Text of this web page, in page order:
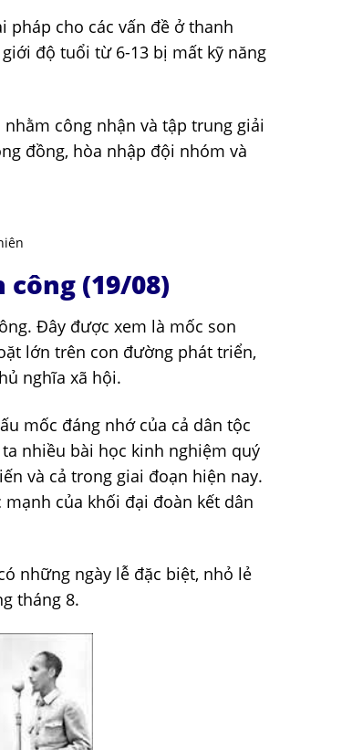
pháp cho các vấn đề ở thanh
độ tuổi từ 6-13 bị mất kỹ năng
công nhận và tập trung giải
đồng, hòa nhập đội nhóm và
(19/08)
Đây được xem là mốc son
lớn trên con đường phát triển,
nghĩa xã hội.
mốc đáng nhớ của cả dân tộc
nhiều bài học kinh nghiệm quý
và cả trong giai đoạn hiện nay.
của khối đại đoàn kết dân
những ngày lễ đặc biệt, nhỏ lẻ
tháng 8.